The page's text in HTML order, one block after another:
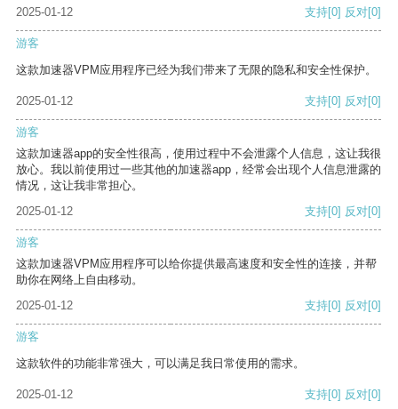
2025-01-12 支持[0] 反对[0]
游客
这款加速器VPM应用程序已经为我们带来了无限的隐私和安全性保护。
2025-01-12 支持[0] 反对[0]
游客
这款加速器app的安全性很高，使用过程中不会泄露个人信息，这让我很
放心。我以前使用过一些其他的加速器app，经常会出现个人信息泄露的
情况，这让我非常担心。
2025-01-12
支持[0] 反对[0]
游客
这款加速器VPM应用程序可以给你提供最高速度和安全性的连接，并帮
助你在网络上自由移动。
2025-01-12
支持[0] 反对[0]
游客
这款软件的功能非常强大，可以满足我日常使用的需求。
2025-01-12 支持[0] 反对[0]